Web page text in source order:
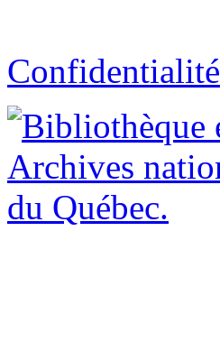
Confidentialité